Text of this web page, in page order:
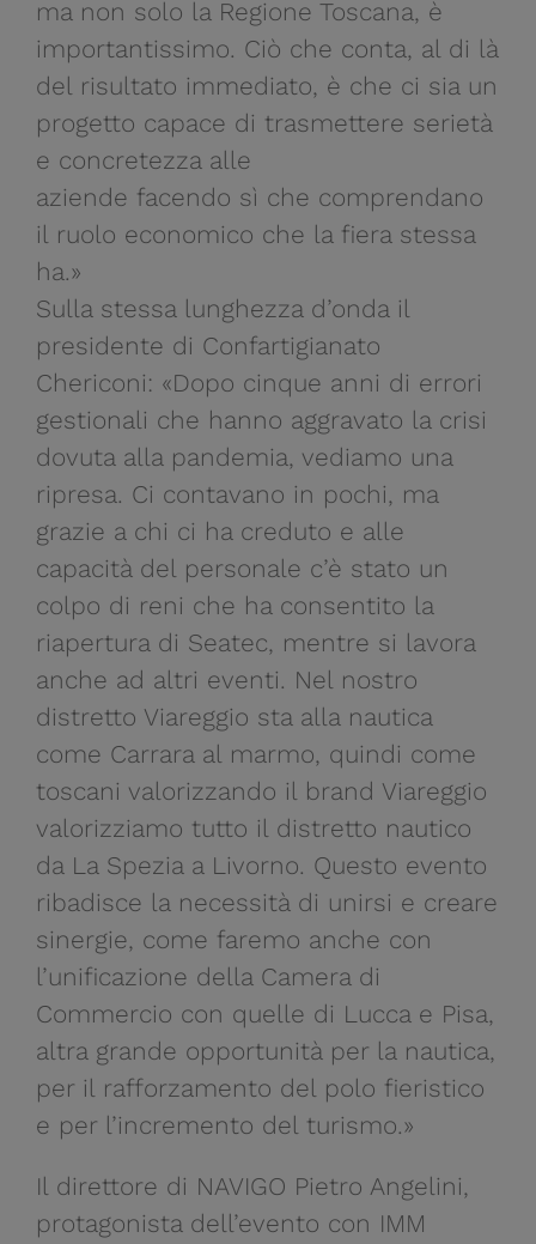
ma non solo la Regione Toscana, è
importantissimo. Ciò che conta, al di là
del risultato immediato, è che ci sia un
progetto capace di trasmettere serietà
e concretezza alle
aziende facendo sì che comprendano
il ruolo economico che la fiera stessa
ha.»
Sulla stessa lunghezza d’onda il
presidente di Confartigianato
Chericoni: «Dopo cinque anni di errori
gestionali che hanno aggravato la crisi
dovuta alla pandemia, vediamo una
ripresa. Ci contavano in pochi, ma
grazie a chi ci ha creduto e alle
capacità del personale c’è stato un
colpo di reni che ha consentito la
riapertura di Seatec, mentre si lavora
anche ad altri eventi. Nel nostro
distretto Viareggio sta alla nautica
come Carrara al marmo, quindi come
toscani valorizzando il brand Viareggio
valorizziamo tutto il distretto nautico
da La Spezia a Livorno. Questo evento
ribadisce la necessità di unirsi e creare
sinergie, come faremo anche con
l’unificazione della Camera di
Commercio con quelle di Lucca e Pisa,
altra grande opportunità per la nautica,
per il rafforzamento del polo fieristico
e per l’incremento del turismo.»
Il direttore di NAVIGO Pietro Angelini,
protagonista dell’evento con IMM